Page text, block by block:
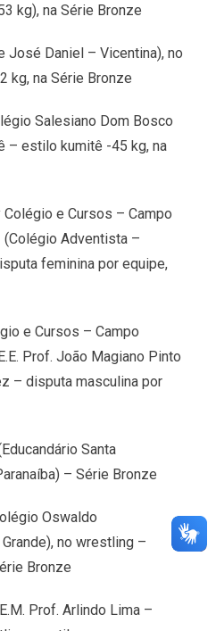
kg), na Série Bronze
José Daniel – Vicentina), no
kg, na Série Bronze
Salesiano Dom Bosco
– estilo kumitê -45 kg, na
Colégio e Cursos – Campo
(Colégio Adventista –
feminina por equipe,
e Cursos – Campo
Prof. João Magiano Pinto
– disputa masculina por
Santa
– Série Bronze
Oswaldo
no wrestling –
Bronze
Prof. Arlindo Lima –